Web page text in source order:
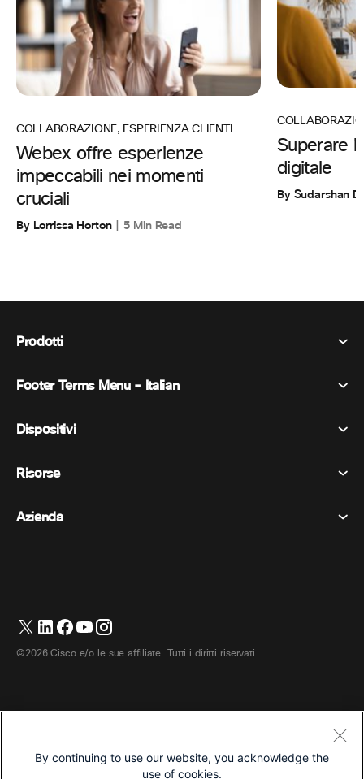
COLLABORAZIONE, ESPERIENZA CLIENTI
Webex offre esperienze
impeccabili nei momenti
cruciali
By Lorrissa Horton 5 Min Read
Superare i
digitale
By Sudarshan
Prodotti
Webex Suite
Messaggistica
Eventi
Lavagna bianca
Footer Terms Menu - Italian
Termini e condizioni
Marchi
English (Inglese)
한국어 (Coreano)
Dispositivi
Dispositivi della stanza
Cuffie
Risorse
Prezzi
Azienda
Contatta il supporto
Contatta il reparto vendite
©2026 Cisco e/o le sue affiliate. Tutti i diritti riservati.
Informativa sulla privacy
By continuing to use our website, you acknowledge the
use of cookies.